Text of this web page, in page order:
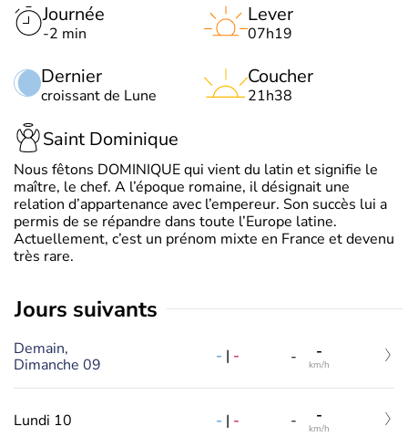
Journée
-2 min
Dernier
croissant de Lune
Lever
07h19
Coucher
21h38
Saint Dominique
Nous fêtons DOMINIQUE qui vient du latin et signifie le
maître, le chef. A l’époque romaine, il désignait une
relation d’appartenance avec l’empereur. Son succès lui a
permis de se répandre dans toute l’Europe latine.
Actuellement, c’est un prénom mixte en France et devenu
très rare.
jours suivants
Demain,
Dimanche 09
- | - - -
km/h
Lundi 10 - | - - -
km/h